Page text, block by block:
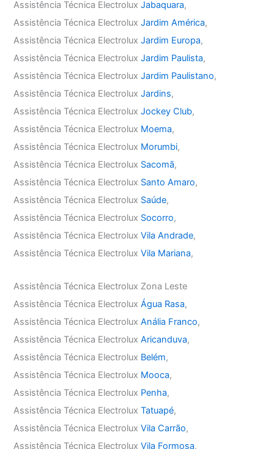
Assistência Técnica ElectroluxJabaquara,
Assistência Técnica ElectroluxJardim América,
Assistência Técnica ElectroluxJardim Europa,
Assistência Técnica ElectroluxJardim Paulista,
Assistência Técnica ElectroluxJardim Paulistano,
Assistência Técnica ElectroluxJardins,
Assistência Técnica ElectroluxJockey Club,
Assistência Técnica Electrolux Moema,
Assistência Técnica Electrolux Morumbi,
Assistência Técnica Electrolux Sacomã,
Assistência Técnica Electrolux Santo Amaro,
Assistência Técnica Electrolux Saúde,
Assistência Técnica Electrolux Socorro,
Assistência Técnica ElectroluxVila Andrade,
Assistência Técnica ElectroluxVila Mariana,
Assistência Técnica Electrolux Zona Leste
Assistência Técnica ElectroluxÁgua Rasa,
Assistência Técnica ElectroluxAnália Franco,
Assistência Técnica ElectroluxAricanduva,
Assistência Técnica Electrolux Belém,
Assistência Técnica Electrolux Mooca,
Assistência Técnica Electrolux Penha,
Assistência Técnica ElectroluxTatuapé,
Assistência Técnica ElectroluxVila Carrão,
Assistência Técnica ElectroluxVila Formosa,